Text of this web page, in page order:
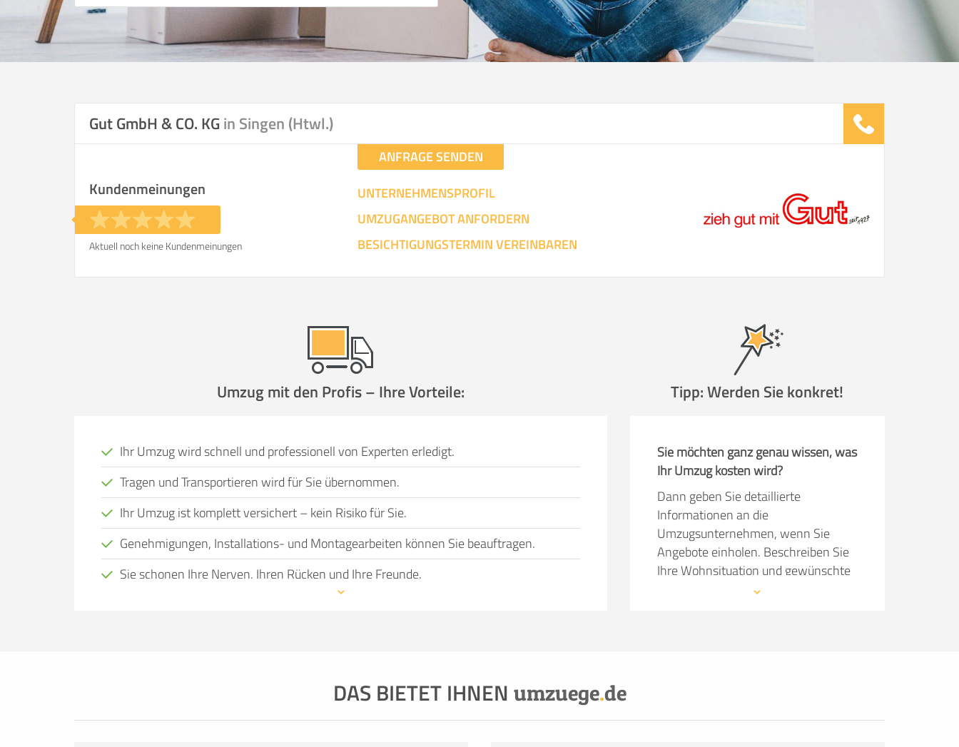
Gut GmbH & CO. KGin Singen (Htwl.)
ANFRAGE SENDEN
UNTERNEHMENSPROFIL
UMZUGANGEBOT ANFORDERN
BESICHTIGUNGSTERMIN VEREINBAREN
Kundenmeinungen
Aktuell noch keine Kundenmeinungen
Umzug mit den Profis – Ihre Vorteile:
Ihr Umzug wird schnell und professionell von Experten erledigt.
Tragen und Transportieren wird für Sie übernommen.
Ihr Umzug ist komplett versichert – kein Risiko für Sie.
Genehmigungen, Installations- und Montagearbeiten können Sie beauftragen.
Sie schonen Ihre Nerven, Ihren Rücken und Ihre Freunde.
entspannt wie möglich zu gestalten und die Dienstleistung und Qualität von Profis in
Tipp: Werden Sie konkret!
Sie möchten ganz genau wissen, was
Ihr Umzug kosten wird?
Dann geben Sie detaillierte
Informationen an die
Umzugsunternehmen, wenn Sie
Angebote einholen. Beschreiben Sie
Ihre Wohnsituation und gewünschte
Serviceleistungen so präzise wie
DAS BIETET IHNEN umzuege.de